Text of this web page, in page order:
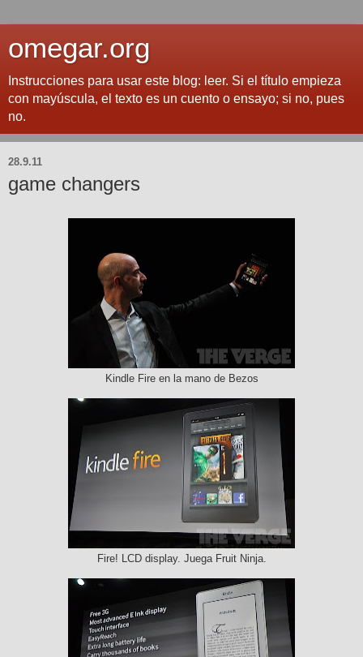
omegar.org
Instrucciones para usar este blog: leer. Si el título empieza
con mayúscula, el texto es un cuento o ensayo; si no, pues
no.
28.9.11
game changers
Kindle Fire en la mano de Bezos
Fire! LCD display. Juega Fruit Ninja.